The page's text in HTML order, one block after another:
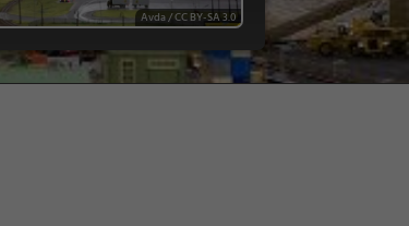
Avda/CC BY-SA 3.0